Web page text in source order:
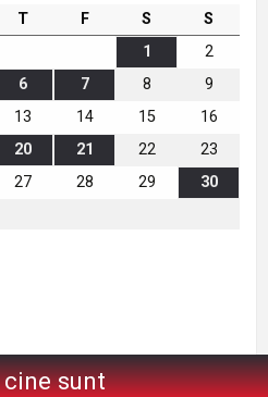
T F S
S
1
2
6 7 8
9
13 14 15
16
20 21 22
23
27 28 29
30
sunt